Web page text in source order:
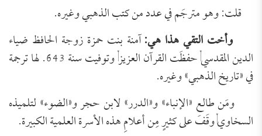
قلت: وهو مترجَم في عدد من كتب الذهبي وغيره.
وأخت التقي هذا هي:آمنة بنت حمزة زوجة الحافظ ضياء
الدين المقدسي, حفظَت القرآن العزيز, وتوفيت سنة 643. لها ترجمة
في «تاريخ الذهبي» وغيره.
ومَن طالع «الإنباء» و«الدرر» لابن حجر و«الضوء» لتلميذه
السخاوي, وقَفَ على كثيرٍ مِن أعلامِ هذه الأسرة العلمية الكبيرة.